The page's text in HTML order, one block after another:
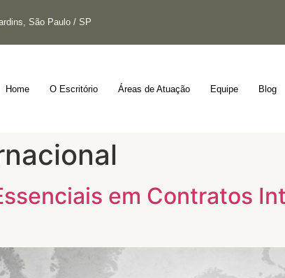
São Paulo / SP
Home O Escritório Áreas de Atuação Equipe Blog
em Contratos